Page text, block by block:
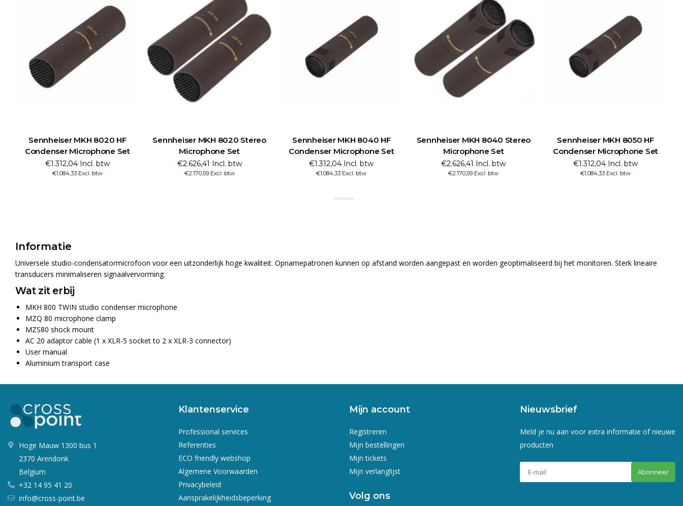
Sennheiser MKH 8020 HF
Condenser Microphone Set
€1.312,04 Incl. btw
€1.084,33 Excl. btw
Sennheiser MKH 8020 Stereo
Microphone Set
€2.626,41 Incl. btw
€2.170,59 Excl. btw
Sennheiser MKH 8040 HF
Condenser Microphone Set
€1.312,04 Incl. btw
€1.084,33 Excl. btw
Sennheiser MKH 8040 Stereo
Microphone Set
€2.626,41 Incl. btw
€2.170,59 Excl. btw
Sennheiser MKH 8050 HF
Condenser Microphone Set
€1.312,04 Incl. btw
€1.084,33 Excl. btw
Informatie
Universele studio-condensatormicrofoon voor een uitzonderlijk hoge kwaliteit. Opnamepatronen kunnen op afstand worden aangepast en worden geoptimaliseerd bij het monitoren. Sterk lineaire
transducers minimaliseren signaalvervorming.
Wat zit erbij
MKH 800 TWIN studio condenser microphone
MZQ 80 microphone clamp
MZS80 shock mount
AC 20 adaptor cable (1 x XLR-5 socket to 2 x XLR-3 connector)
User manual
Aluminium transport case
Hoge Mauw 1300 bus 1
2370 Arendonk
Belgium
+32 14 95 41 20
info@cross-point.be
Klantenservice
Professional services
Referenties
ECO friendly webshop
Algemene Voorwaarden
Privacybeleid
Aansprakelijkheidsbeperking
Mijn account
Registreren
Mijn bestellingen
Mijn tickets
Mijn verlanglijst
Volg ons
Nieuwsbrief
Meld je nu aan voor extra informatie of nieuwe
producten
Abonneer